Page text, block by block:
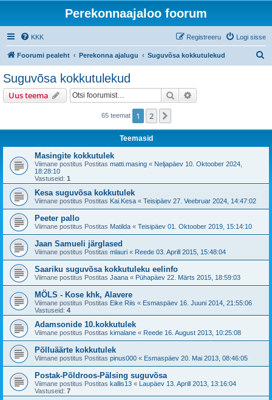
Perekonnaajaloo foorum
KKK Logi sisse
Registreeru
Foorumi pealeht Perekonna ajalugu Suguvõsa kokkutulekud
Suguvõsa kokkutulekud
Uus teema Otsi
65 teemat 1 2
Teemasid
Masingite kokkutulek
Viimane postitus Postitas matti.masing « Neljapäev 10. Oktoober 2024,
18:28:10
Vastuseid: 1
Kesa suguvõsa kokkutulek
Viimane postitus Postitas Kai.Kesa « Teisipäev 27. Veebruar 2024, 14:47:02
Peeter pallo
Viimane postitus Postitas Matilda « Teisipäev 01. Oktoober 2019, 15:14:10
Jaan Samueli järglased
Viimane postitus Postitas mlauri « Reede 03. Aprill 2015, 15:48:04
Saariku suguvõsa kokkutuleku eelinfo
Viimane postitus Postitas Jaana « Pühapäev 22. Märts 2015, 18:59:03
MÖLS - Kose khk, Alavere
Viimane postitus Postitas Eike Riis « Esmaspäev 16. Juuni 2014, 21:55:06
Vastuseid: 4
Adamsonide 10.kokkutulek
Viimane postitus Postitas kimalane « Reede 16. August 2013, 10:25:08
Põlluäärte kokkutulek
Viimane postitus Postitas pinus000 « Esmaspäev 20. Mai 2013, 08:46:05
Postak-Põldroos-Pälsing suguvõsa
Viimane postitus Postitas kallis13 « Laupäev 13. Aprill 2013, 13:16:04
Vastuseid: 7